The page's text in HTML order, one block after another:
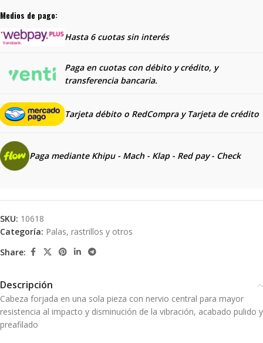
Medios de pago:
Hasta 6 cuotas sin interés
Paga en cuotas con débito y crédito, y
transferencia bancaria.
Tarjeta débito o RedCompra y Tarjeta de crédito
Paga mediante Khipu - Mach - Klap - Red pay - Check
SKU: 10618
Categoría: Palas, rastrillos y otros
Share:
Descripción
Cabeza forjada en una sola pieza con nervio central para mayor
resistencia al impacto y disminución de la vibración, acabado pulido y
preafilado